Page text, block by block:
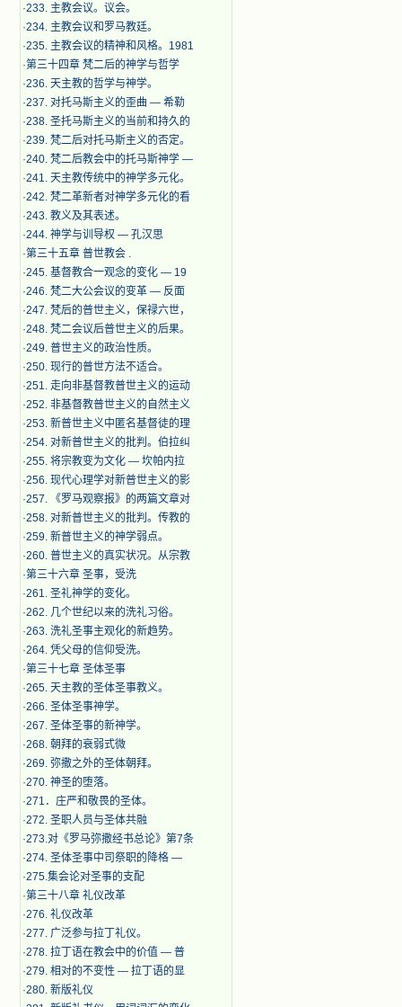
·233. 主教会议。议会。
·234. 主教会议和罗马教廷。
·235. 主教会议的精神和风格。1981
·第三十四章 梵二后的神学与哲学
·236. 天主教的哲学与神学。
·237. 对托马斯主义的歪曲 — 希勒
·238. 圣托马斯主义的当前和持久的
·239. 梵二后对托马斯主义的否定。
·240. 梵二后教会中的托马斯神学 —
·241. 天主教传统中的神学多元化。
·242. 梵二革新者对神学多元化的看
·243. 教义及其表述。
·244. 神学与训导权 — 孔汉思
·第三十五章 普世教会 .
·245. 基督教合一观念的变化 — 19
·246. 梵二大公会议的变革 — 反面
·247. 梵后的普世主义，保禄六世，
·248. 梵二会议后普世主义的后果。
·249. 普世主义的政治性质。
·250. 现行的普世方法不适合。
·251. 走向非基督教普世主义的运动
·252. 非基督教普世主义的自然主义
·253. 新普世主义中匿名基督徒的理
·254. 对新普世主义的批判。伯拉纠
·255. 将宗教变为文化 — 坎帕内拉
·256. 现代心理学对新普世主义的影
·257. 《罗马观察报》的两篇文章对
·258. 对新普世主义的批判。传教的
·259. 新普世主义的神学弱点。
·260. 普世主义的真实状况。从宗教
·第三十六章 圣事，受洗
·261. 圣礼神学的变化。
·262. 几个世纪以来的洗礼习俗。
·263. 洗礼圣事主观化的新趋势。
·264. 凭父母的信仰受洗。
·第三十七章 圣体圣事
·265. 天主教的圣体圣事教义。
·266. 圣体圣事神学。
·267. 圣体圣事的新神学。
·268. 朝拜的衰弱式微
·269. 弥撒之外的圣体朝拜。
·270. 神圣的堕落。
·271．庄严和敬畏的圣体。
·272. 圣职人员与圣体共融
·273.对《罗马弥撒经书总论》第7条
·274. 圣体圣事中司祭职的降格 —
·275.集会论对圣事的支配
·第三十八章 礼仪改革
·276. 礼仪改革
·277. 广泛参与拉丁礼仪。
·278. 拉丁语在教会中的价值 — 普
·279. 相对的不变性 — 拉丁语的显
·280. 新版礼仪